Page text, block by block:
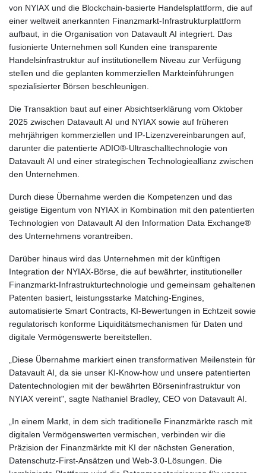
von NYIAX und die Blockchain-basierte Handelsplattform, die auf
einer weltweit anerkannten Finanzmarkt-Infrastrukturplattform
aufbaut, in die Organisation von Datavault AI integriert. Das
fusionierte Unternehmen soll Kunden eine transparente
Handelsinfrastruktur auf institutionellem Niveau zur Verfügung
stellen und die geplanten kommerziellen Markteinführungen
spezialisierter Börsen beschleunigen.
Die Transaktion baut auf einer Absichtserklärung vom Oktober
2025 zwischen Datavault AI und NYIAX sowie auf früheren
mehrjährigen kommerziellen und IP-Lizenzvereinbarungen auf,
darunter die patentierte ADIO®-Ultraschalltechnologie von
Datavault AI und einer strategischen Technologieallianz zwischen
den Unternehmen.
Durch diese Übernahme werden die Kompetenzen und das
geistige Eigentum von NYIAX in Kombination mit den patentierten
Technologien von Datavault AI den Information Data Exchange®
des Unternehmens vorantreiben.
Darüber hinaus wird das Unternehmen mit der künftigen
Integration der NYIAX-Börse, die auf bewährter, institutioneller
Finanzmarkt-Infrastrukturtechnologie und gemeinsam gehaltenen
Patenten basiert, leistungsstarke Matching-Engines,
automatisierte Smart Contracts, KI-Bewertungen in Echtzeit sowie
regulatorisch konforme Liquiditätsmechanismen für Daten und
digitale Vermögenswerte bereitstellen.
„Diese Übernahme markiert einen transformativen Meilenstein für
Datavault AI, da sie unser KI-Know-how und unsere patentierten
Datentechnologien mit der bewährten Börseninfrastruktur von
NYIAX vereint", sagte Nathaniel Bradley, CEO von Datavault AI.
„In einem Markt, in dem sich traditionelle Finanzmärkte rasch mit
digitalen Vermögenswerten vermischen, verbinden wir die
Präzision der Finanzmärkte mit KI der nächsten Generation,
Datenschutz-First-Ansätzen und Web-3.0-Lösungen. Die